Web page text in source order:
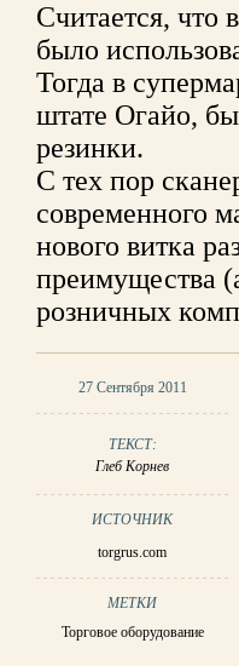
Считается, что
было
Тогда в
штате Огайо,
резинки.
С тех пор
современного
нового витка
преимущества
розничных
27 Сентября 2011
ТЕКСТ:
Глеб Корнев
ИСТОЧНИК
torgrus.com
МЕТКИ
Торговое оборудование